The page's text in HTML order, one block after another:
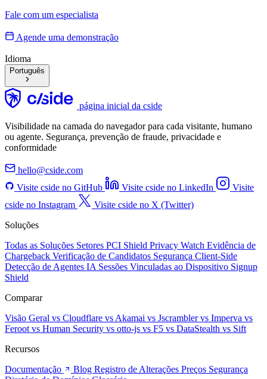
Fale com um especialista
Agende uma demonstração
Idioma
Português
página inicial da cside
Visibilidade na camada do navegador para cada visitante, humano
ou agente. Segurança, prevenção de fraude, privacidade e
conformidade
hello@cside.com
Visite cside no GitHub
Visite cside no LinkedIn
Visite
cside no Instagram
Visite cside no X (Twitter)
Soluções
Todas as Soluções Setores PCI Shield Privacy Watch Evidência de
Chargeback Verificação de Candidatos Segurança Client-Side
Detecção de Agentes IA Sessões Vinculadas ao Dispositivo Signup
Shield
Comparar
Visão Geral vs Cloudflare vs Akamai vs Jscramblervs Imperva vs
Feroot vs Human Security vs otto-js vs F5 vs DataStealth vs Sift
Recursos
Documentação
Blog Registro de Alterações Preços Segurança